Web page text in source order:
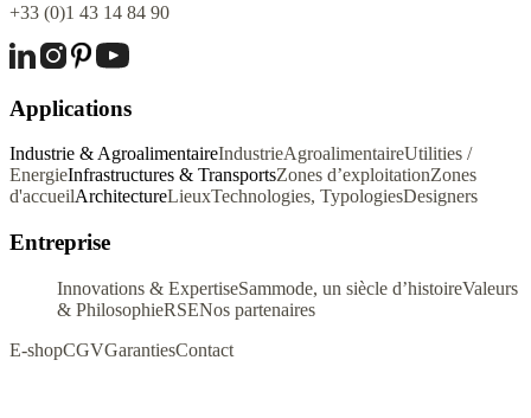
+33 (0)1 43 14 84 90
Applications
Industrie & AgroalimentaireIndustrieAgroalimentaireUtilities /
EnergieInfrastructures & TransportsZones d’exploitationZones
d'accueilArchitectureLieuxTechnologies, TypologiesDesigners
Entreprise
Innovations & ExpertiseSammode, un siècle d’histoireValeurs
& PhilosophieRSENos partenaires
E-shopCGVGarantiesContact